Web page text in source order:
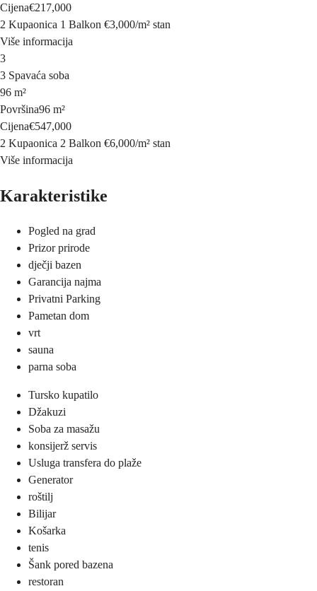
Cijena€217,000
2 Kupaonica 1 Balkon €3,000/m² stan
Više informacija
3
3 Spavaća soba
96 m²
Površina96 m²
Cijena€547,000
2 Kupaonica 2 Balkon €6,000/m² stan
Više informacija
Karakteristike
Pogled na grad
Prizor prirode
dječji bazen
Garancija najma
Privatni Parking
Pametan dom
vrt
sauna
parna soba
Tursko kupatilo
Džakuzi
Soba za masažu
konsijerž servis
Usluga transfera do plaže
Generator
roštilj
Bilijar
Košarka
tenis
Šank pored bazena
restoran